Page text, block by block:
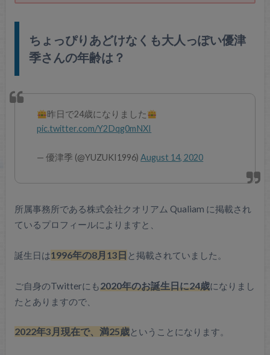
ちょっぴりあどけなくも大人っぽい優津
季さんの年齢は？
昨日で24歳になりました
pic.twitter.com/Y2Dqg0mNXI
— 優津季 (@YUZUKI1996)August 14, 2020
所属事務所である株式会社クオリアム Qualiam に掲載され
ているプロフィールによりますと、
誕生日は1996年の8月13日 と掲載されていました。
ご自身のTwitterにも2020年のお誕生日に24歳になりまし
たとありますので、
2022年3月現在で、満25歳ということになります。